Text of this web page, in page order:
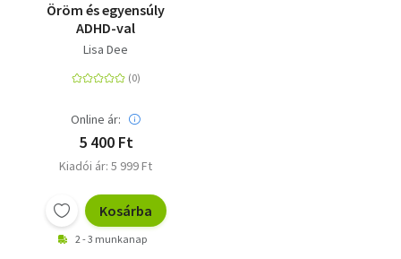
Öröm és egyensúly
ADHD-val
Lisa Dee
Online ár:
5 400 Ft
Kiadói ár: 5 999 Ft
Kosárba
2 - 3 munkanap